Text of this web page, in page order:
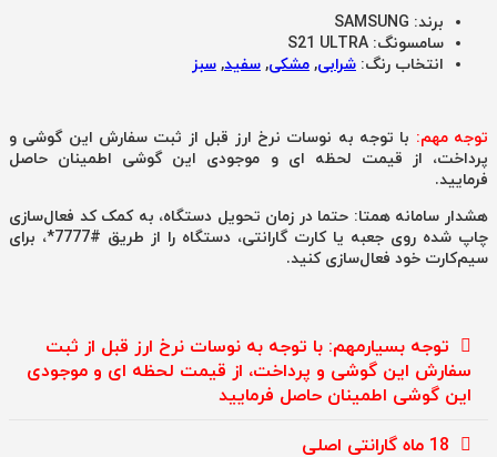
برند: SAMSUNG
سامسونگ: S21 ULTRA
انتخاب رنگ: شرابی, مشکی, سفید, سبز
توجه مهم: با توجه به نوسات نرخ ارز قبل از ثبت سفارش این گوشی و
پرداخت، از قیمت لحظه ای و موجودی این گوشی اطمینان حاصل
فرمایید.
هشدار سامانه همتا: حتما در زمان تحویل دستگاه، به کمک کد فعال‌سازی
چاپ شده روی جعبه یا کارت گارانتی، دستگاه را از طریق #7777*، برای
سیم‌کارت خود فعال‌سازی کنید.
توجه بسیارمهم: با توجه به نوسات نرخ ارز قبل از ثبت
سفارش این گوشی و پرداخت، از قیمت لحظه ای و موجودی
این گوشی اطمینان حاصل فرمایید
18 ماه گارانتی اصلی